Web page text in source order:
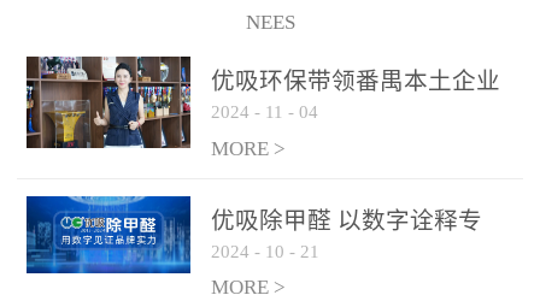
NEES
优吸环保带领番禺本​土企业
勇敢破局向“新”
2024 - 11 - 04
MORE >
优吸除甲醛 以数字诠释专
业，尽显除醛品牌实力！
2024 - 10 - 21
MORE >